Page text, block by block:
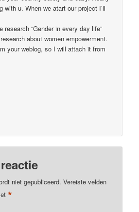
with u. When we atart our project I’ll
research “Gender in every day life”
about women empowerment.
your weblog, so I will attach it from
niet gepubliceerd. Vereiste velden
*